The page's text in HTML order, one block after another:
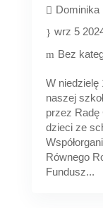
Dominika
wrz 5
Bez
W niedzielę
naszej
przez Radę
dzieci ze
Równego
Fundusz...